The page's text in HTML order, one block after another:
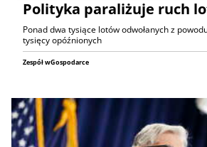
Polityka paraliżuje ruch
Ponad dwa tysiące lotów odwołanych z
tysięcy opóźnionych
Zespół wGospodarce